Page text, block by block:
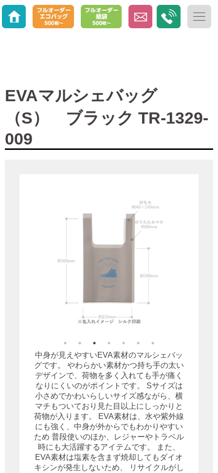
EVAマルシェバッグ
（S） ブラック TR-1329-
009
中身が見えやすいEVA素材のマルシェバッ
グです。 やわらかい素材かつ持ち手の太い
デザインで、荷物を多く入れても手が痛く
なりにくいのがポイントです。 Sサイズは
小さめでかわいらしいサイズ感ながら、横
マチもついており見た目以上にしっかりと
荷物が入ります。 EVA素材は、水や紫外線
にも強く、中身が外からでもわかりやすい
ため 普段使いのほか、レジャーやトラベル
時にも大活躍するアイテムです。 また、
EVA素材は塩素を含まず焼却してもダイオ
キシンが発生しないため、 リサイクルがし